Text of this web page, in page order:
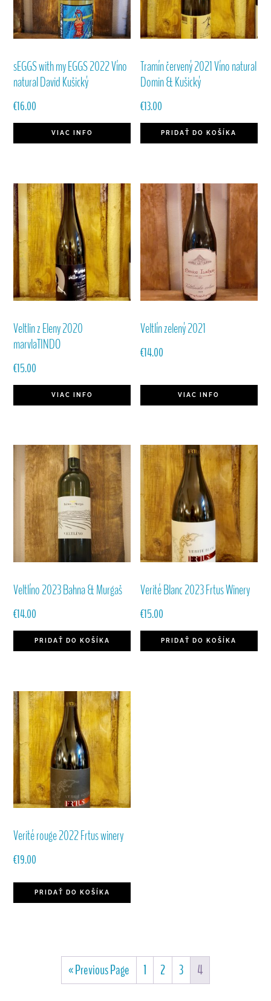
sEGGS with my EGGS 2022 Víno
natural David Kušický
€16.00
VIAC INFO
Tramín červený 2021 Víno natural
Domin & Kušický
€13.00
PRIDAŤ DO KOŠÍKA
Veltlin z Eleny 2020
marvlaTINDO
€15.00
VIAC INFO
Veltlín zelený 2021
€14.00
VIAC INFO
Veltlíno 2023 Bahna & Murgaš
€14.00
PRIDAŤ DO KOŠÍKA
Verité Blanc 2023 Frtus Winery
€15.00
PRIDAŤ DO KOŠÍKA
Verité rouge 2022 Frtus winery
€19.00
PRIDAŤ DO KOŠÍKA
« Previous Page 1 2 3 4